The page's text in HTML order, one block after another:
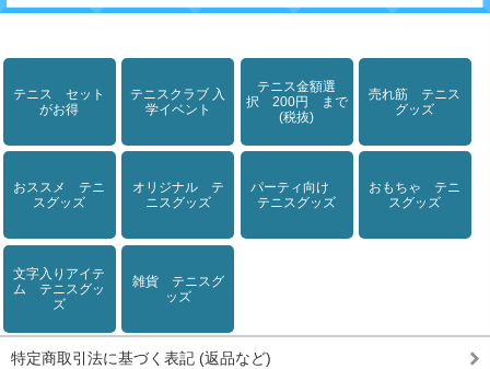
テニス セット
がお得
テニスクラブ 入
学イベント
テニス金額選
択 200円 まで
(税抜)
売れ筋 テニス
グッズ
おススメ テニ
スグッズ
オリジナル テ
ニスグッズ
パーティ向け
テニスグッズ
おもちゃ テニ
スグッズ
文字入りアイテ
ム テニスグッ
ズ
雑貨 テニスグ
ッズ
特定商取引法に基づく表記 (返品など)